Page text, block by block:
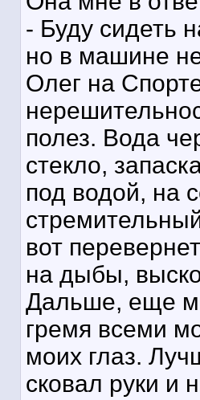
- Буду сидеть
но в машине
Олег на
полез. Вода
стекло,
под водой, на
вот
на дыбы,
Дальше, еще
гремя всеми
моих глаз.
сковал руки и